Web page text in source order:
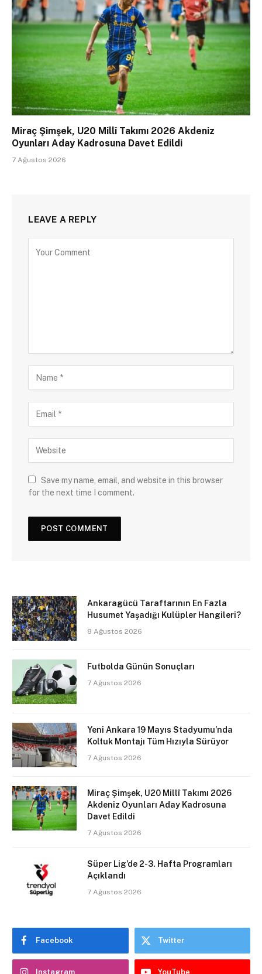
Miraç Şimşek, U20 Millî Takımı 2026 Akdeniz
Oyunları Aday Kadrosuna Davet Edildi
7 Ağustos 2026
LEAVE A REPLY
Save my name, email, and website in this browser
for the next time I comment.
Ankaragücü Taraftarının En Fazla
Husumet Yaşadığı Kulüpler Hangileri?
8 Ağustos 2026
Futbolda Günün Sonuçları
7 Ağustos 2026
Yeni Ankara 19 Mayıs Stadyumu’nda
Koltuk Montajı Tüm Hızıyla Sürüyor
7 Ağustos 2026
Miraç Şimşek, U20 Millî Takımı 2026
Akdeniz Oyunları Aday Kadrosuna
Davet Edildi
7 Ağustos 2026
Süper Lig’de 2-3. Hafta Programları
Açıklandı
7 Ağustos 2026
Facebook Twitter
Instagram YouTube